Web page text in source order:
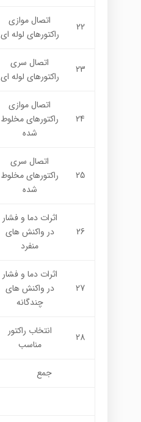
22
اتصال موازي
راكتورهاي لوله اي
23
اتصال سري
راكتورهاي لوله اي
24
اتصال موازي
راكتورهاي مخلوط
شده
25
اتصال سري
راكتورهاي مخلوط
شده
26
اثرات دما و فشار
در واكنش هاي
منفرد
27
اثرات دما و فشار
در واكنش هاي
چندگانه
28
انتخاب راكتور
مناسب
جمع